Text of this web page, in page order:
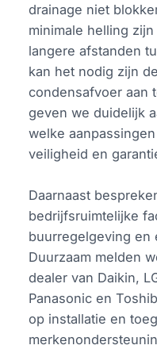
drainage niet
minimale helling
langere afstanden
kan het nodig zijn
condensafvoer aan
geven we duidelijk
welke
veiligheid en
Daarnaast
bedrijfsruimtelijke
buurregelgeving en
Duurzaam melden
dealer van Daikin,
Panasonic en
op installatie en